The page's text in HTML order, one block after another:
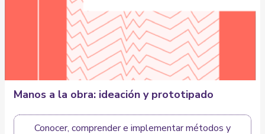
Manos a la obra: ideación y prototipado
Conocer, comprender e implementar métodos y